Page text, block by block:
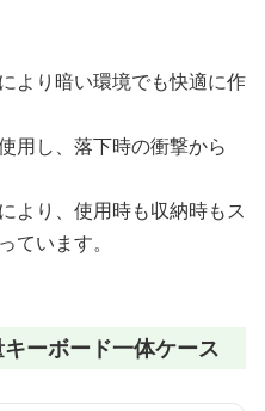
より暗い環境でも快適に作
用し、落下時の衝撃から
より、使用時も収納時もス
ています。
ーボード一体ケース